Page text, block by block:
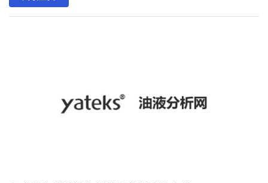
分，就此之上我们就可以有效的了解到了在着最初中体现出来的独
清楚的理解到了他们身上独具一格的神奇魔力，这也就是在油品检
测身上清楚体现出来的不一样的方案，那么针对不同的用油量，就